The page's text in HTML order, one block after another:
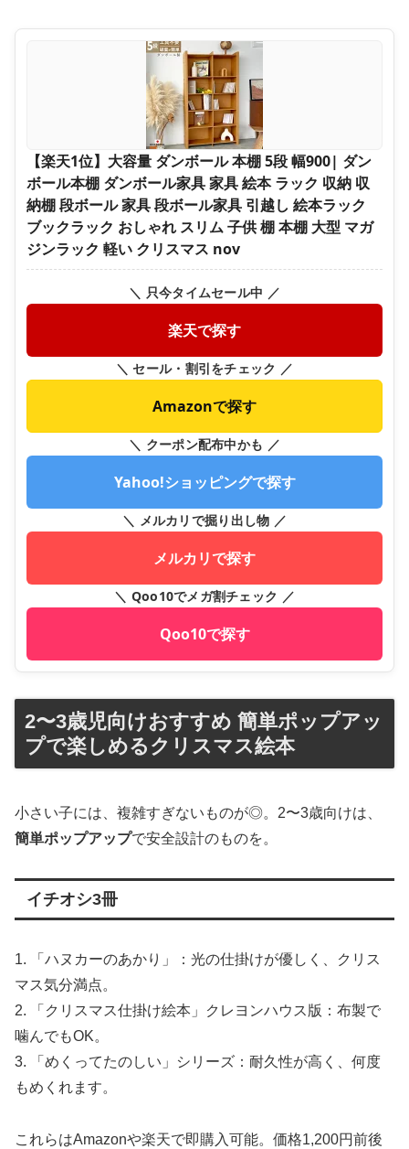
【楽天1位】大容量 ダンボール 本棚 5段 幅900| ダン
ボール本棚 ダンボール家具 家具 絵本 ラック 収納 収
納棚 段ボール 家具 段ボール家具 引越し 絵本ラック
ブックラック おしゃれ スリム 子供 棚 本棚 大型 マガ
ジンラック 軽い クリスマス nov
＼ 只今タイムセール中 ／
楽天で探す
＼ セール・割引をチェック ／
Amazonで探す
＼ クーポン配布中かも ／
Yahoo!ショッピングで探す
＼ メルカリで掘り出し物 ／
メルカリで探す
＼ Qoo10でメガ割チェック ／
Qoo10で探す
2〜3歳児向けおすすめ 簡単ポップアッ
プで楽しめるクリスマス絵本
小さい子には、複雑すぎないものが◎。2〜3歳向けは、
簡単ポップアップで安全設計のものを。
イチオシ3冊
1. 「ハヌカーのあかり」：光の仕掛けが優しく、クリス
マス気分満点。
2. 「クリスマス仕掛け絵本」クレヨンハウス版：布製で
噛んでもOK。
3. 「めくってたのしい」シリーズ：耐久性が高く、何度
もめくれます。
これらはAmazonや楽天で即購入可能。価格1,200円前後